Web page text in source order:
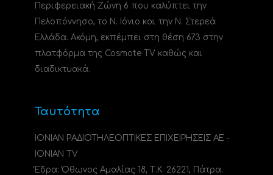
Περιφερειακή Ζώνη 6 που καλύπτει την
Πελοπόννησο, το N. Ιόνιο και την Ν. Στερεά
Ελλάδα. Ακόμη, εκπέμπει στη θέση 673 στην
πλατφόρμα της Cosmote TV καθώς και
διαδικτυακά.
Ταυτότητα
ΙΟΝΙΑΝ ΡΑΔΙΟΤΗΛΕΟΠΤΙΚΕΣ ΕΠΙΧΕΙΡΗΣΕΙΣ ΑΕ -
IONIAN TV
Έδρα: Όθωνος Αμαλίας 18, Τ.Κ. 26221, Πάτρα.